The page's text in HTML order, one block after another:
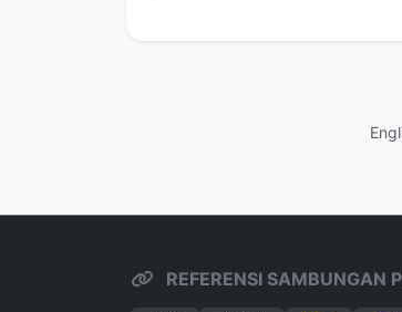
REFERENSI SAMBUNGAN